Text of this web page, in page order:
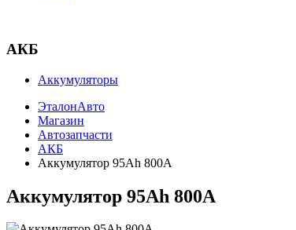
АКБ
Аккумуляторы
ЭталонАвто
Магазин
Автозапчасти
АКБ
Аккумулятор 95Ah 800A
Аккумулятор 95Ah 800A